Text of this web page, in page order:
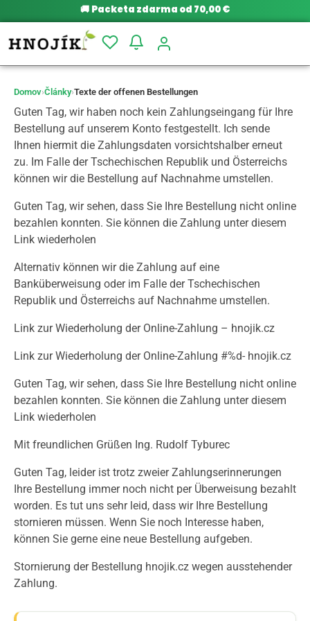
🚚 Packeta zdarma od 70,00 €
Domov›Články›Texte der offenen Bestellungen
Guten Tag, wir haben noch kein Zahlungseingang für Ihre
Bestellung auf unserem Konto festgestellt. Ich sende
Ihnen hiermit die Zahlungsdaten vorsichtshalber erneut
zu. Im Falle der Tschechischen Republik und Österreichs
können wir die Bestellung auf Nachnahme umstellen.
Guten Tag, wir sehen, dass Sie Ihre Bestellung nicht online
bezahlen konnten. Sie können die Zahlung unter diesem
Link wiederholen
Alternativ können wir die Zahlung auf eine
Banküberweisung oder im Falle der Tschechischen
Republik und Österreichs auf Nachnahme umstellen.
Link zur Wiederholung der Online-Zahlung – hnojik.cz
Link zur Wiederholung der Online-Zahlung #%d- hnojik.cz
Guten Tag, wir sehen, dass Sie Ihre Bestellung nicht online
bezahlen konnten. Sie können die Zahlung unter diesem
Link wiederholen
Mit freundlichen Grüßen Ing. Rudolf Tyburec
Guten Tag, leider ist trotz zweier Zahlungserinnerungen
Ihre Bestellung immer noch nicht per Überweisung bezahlt
worden. Es tut uns sehr leid, dass wir Ihre Bestellung
stornieren müssen. Wenn Sie noch Interesse haben,
können Sie gerne eine neue Bestellung aufgeben.
Stornierung der Bestellung hnojik.cz wegen ausstehender
Zahlung.